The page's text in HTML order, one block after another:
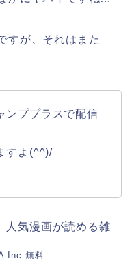
すが、それはまた
ンププラスで配信
すよ(^^)/
人気漫画が読める雑
Inc. 無料